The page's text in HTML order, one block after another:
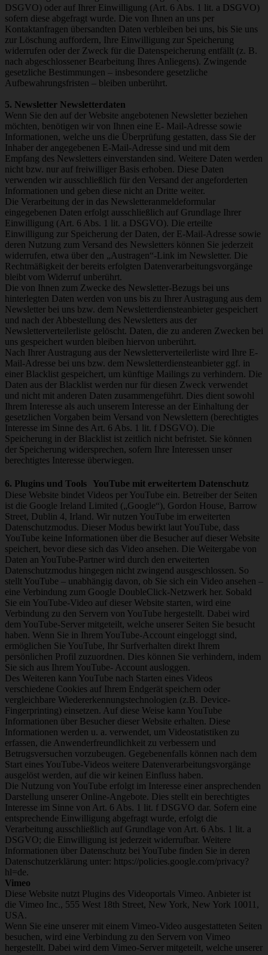
DSGVO) oder auf Ihrer Einwilligung (Art. 6 Abs. 1 lit. a DSGVO)
sofern diese abgefragt wurde. Die von Ihnen an uns per
Kontaktanfragen übersandten Daten verbleiben bei uns, bis Sie uns
zur Löschung auffordern, Ihre Einwilligung zur Speicherung
widerrufen oder der Zweck für die Datenspeicherung entfällt (z. B.
nach abgeschlossener Bearbeitung Ihres Anliegens). Zwingende
gesetzliche Bestimmungen – insbesondere gesetzliche
Aufbewahrungsfristen – bleiben unberührt.
5. Newsletter Newsletterdaten
Wenn Sie den auf der Website angebotenen Newsletter beziehen
möchten, benötigen wir von Ihnen eine E- Mail-Adresse sowie
Informationen, welche uns die Überprüfung gestatten, dass Sie der
Inhaber der angegebenen E-Mail-Adresse sind und mit dem
Empfang des Newsletters einverstanden sind. Weitere Daten werden
nicht bzw. nur auf freiwilliger Basis erhoben. Diese Daten
verwenden wir ausschließlich für den Versand der angeforderten
Informationen und geben diese nicht an Dritte weiter.
Die Verarbeitung der in das Newsletteranmeldeformular
eingegebenen Daten erfolgt ausschließlich auf Grundlage Ihrer
Einwilligung (Art. 6 Abs. 1 lit. a DSGVO). Die erteilte
Einwilligung zur Speicherung der Daten, der E-Mail-Adresse sowie
deren Nutzung zum Versand des Newsletters können Sie jederzeit
widerrufen, etwa über den „Austragen“-Link im Newsletter. Die
Rechtmäßigkeit der bereits erfolgten Datenverarbeitungsvorgänge
bleibt vom Widerruf unberührt.
Die von Ihnen zum Zwecke des Newsletter-Bezugs bei uns
hinterlegten Daten werden von uns bis zu Ihrer Austragung aus dem
Newsletter bei uns bzw. dem Newsletterdiensteanbieter gespeichert
und nach der Abbestellung des Newsletters aus der
Newsletterverteilerliste gelöscht. Daten, die zu anderen Zwecken bei
uns gespeichert wurden bleiben hiervon unberührt.
Nach Ihrer Austragung aus der Newsletterverteilerliste wird Ihre E-
Mail-Adresse bei uns bzw. dem Newsletterdiensteanbieter ggf. in
einer Blacklist gespeichert, um künftige Mailings zu verhindern. Die
Daten aus der Blacklist werden nur für diesen Zweck verwendet
und nicht mit anderen Daten zusammengeführt. Dies dient sowohl
Ihrem Interesse als auch unserem Interesse an der Einhaltung der
gesetzlichen Vorgaben beim Versand von Newslettern (berechtigtes
Interesse im Sinne des Art. 6 Abs. 1 lit. f DSGVO). Die
Speicherung in der Blacklist ist zeitlich nicht befristet. Sie können
der Speicherung widersprechen, sofern Ihre Interessen unser
berechtigtes Interesse überwiegen.
6. Plugins und Tools YouTube mit erweitertem Datenschutz
Diese Website bindet Videos per YouTube ein. Betreiber der Seiten
ist die Google Ireland Limited („Google“), Gordon House, Barrow
Street, Dublin 4, Irland. Wir nutzen YouTube im erweiterten
Datenschutzmodus. Dieser Modus bewirkt laut YouTube, dass
YouTube keine Informationen über die Besucher auf dieser Website
speichert, bevor diese sich das Video ansehen. Die Weitergabe von
Daten an YouTube-Partner wird durch den erweiterten
Datenschutzmodus hingegen nicht zwingend ausgeschlossen. So
stellt YouTube – unabhängig davon, ob Sie sich ein Video ansehen –
eine Verbindung zum Google DoubleClick-Netzwerk her. Sobald
Sie ein YouTube-Video auf dieser Website starten, wird eine
Verbindung zu den Servern von YouTube hergestellt. Dabei wird
dem YouTube-Server mitgeteilt, welche unserer Seiten Sie besucht
haben. Wenn Sie in Ihrem YouTube-Account eingeloggt sind,
ermöglichen Sie YouTube, Ihr Surfverhalten direkt Ihrem
persönlichen Profil zuzuordnen. Dies können Sie verhindern, indem
Sie sich aus Ihrem YouTube- Account ausloggen.
Des Weiteren kann YouTube nach Starten eines Videos
verschiedene Cookies auf Ihrem Endgerät speichern oder
vergleichbare Wiedererkennungstechnologien (z.B. Device-
Fingerprinting) einsetzen. Auf diese Weise kann YouTube
Informationen über Besucher dieser Website erhalten. Diese
Informationen werden u. a. verwendet, um Videostatistiken zu
erfassen, die Anwenderfreundlichkeit zu verbessern und
Betrugsversuchen vorzubeugen. Gegebenenfalls können nach dem
Start eines YouTube-Videos weitere Datenverarbeitungsvorgänge
ausgelöst werden, auf die wir keinen Einfluss haben.
Die Nutzung von YouTube erfolgt im Interesse einer ansprechenden
Darstellung unserer Online-Angebote. Dies stellt ein berechtigtes
Interesse im Sinne von Art. 6 Abs. 1 lit. f DSGVO dar. Sofern eine
entsprechende Einwilligung abgefragt wurde, erfolgt die
Verarbeitung ausschließlich auf Grundlage von Art. 6 Abs. 1 lit. a
DSGVO; die Einwilligung ist jederzeit widerrufbar. Weitere
Informationen über Datenschutz bei YouTube finden Sie in deren
Datenschutzerklärung unter: https://policies.google.com/privacy?
hl=de.
Vimeo
Diese Website nutzt Plugins des Videoportals Vimeo. Anbieter ist
die Vimeo Inc., 555 West 18th Street, New York, New York 10011,
USA.
Wenn Sie eine unserer mit einem Vimeo-Video ausgestatteten Seiten
besuchen, wird eine Verbindung zu den Servern von Vimeo
hergestellt. Dabei wird dem Vimeo-Server mitgeteilt, welche unserer